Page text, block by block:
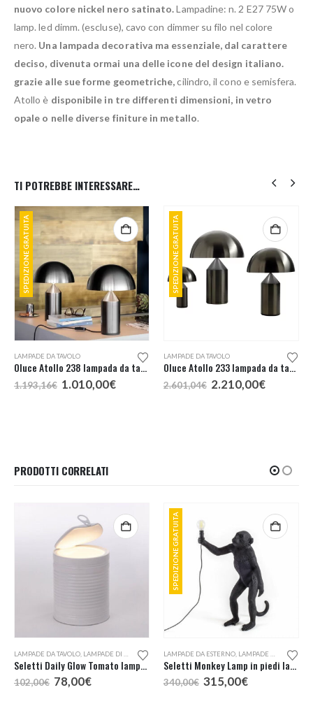
nuovo colore nickel nero satinato.Lampadine: n. 2 E27 75W o
lamp. led dimm. (escluse), cavo con dimmer su filo nel colore
nero. Una lampada decorativa ma essenziale, dal carattere
deciso, divenuta ormai una delle icone del design italiano.
grazie alle sue forme geometriche,cilindro, il cono e semisfera.
Atollo è disponibile in tre differenti dimensioni, in vetro
opale o nelle diverse finiture in metallo.
TI POTREBBE INTERESSARE…
SPEDIZIONE GRATUITA
LAMPADE DA TAVOLO
Oluce Atollo 238 lampada da tavolo Nickel nero H. 35
1.193,16€ Il
prezzo
1.010,00€Il
SPEDIZIONE GRATUITA
LAMPADE DA TAVOLO
Oluce Atollo 233 lampada da tavolo Nickel nero H. 70
2.601,04€ Il
prezzo
2.210,00€Il
PRODOTTI CORRELATI
LAMPADE DA TAVOLO LAMPADE DI DESIGN A KM0 ,LAMPADE PORTATILI
Seletti Daily Glow Tomato lampada tavolo
102,00€ Il
prezzo
78,00€Il
SPEDIZIONE GRATUITA
LAMPADE DA ESTERNO LAMPADE DA TAVOLO
Seletti Monkey Lamp in piedi lampada da esterno
340,00€ Il
prezzo
315,00€Il